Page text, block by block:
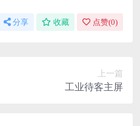
分享 收藏 点赞(0)
上一篇
工业待客主屏